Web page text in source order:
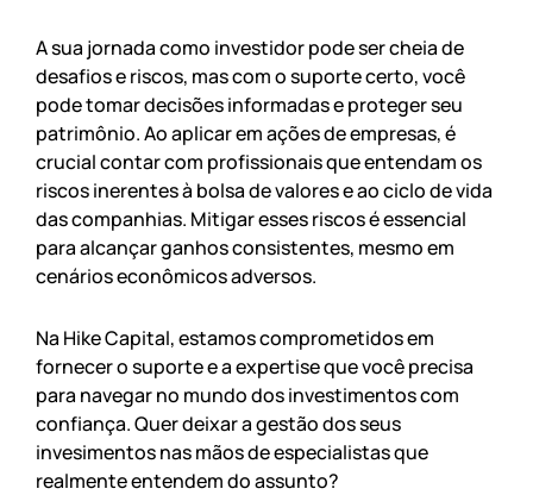
A sua jornada como investidor pode ser cheia de
desafios e riscos, mas com o suporte certo, você
pode tomar decisões informadas e proteger seu
patrimônio. Ao aplicar em ações de empresas, é
crucial contar com profissionais que entendam os
riscos inerentes à bolsa de valores e ao ciclo de vida
das companhias. Mitigar esses riscos é essencial
para alcançar ganhos consistentes, mesmo em
cenários econômicos adversos.
Na Hike Capital, estamos comprometidos em
fornecer o suporte e a expertise que você precisa
para navegar no mundo dos investimentos com
confiança. Quer deixar a gestão dos seus
invesimentos nas mãos de especialistas que
realmente entendem do assunto?